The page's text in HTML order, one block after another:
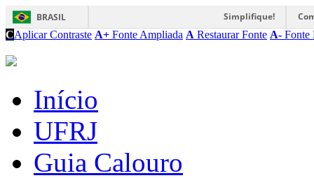
BRASIL Simplifique!
CAplicar Contraste A+ Fonte Ampliada A Restaurar Fonte A- Fonte
Início
UFRJ
Guia Calouro